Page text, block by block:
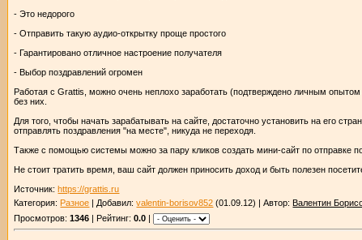
- Это недорого
- Отправить такую аудио-открытку проще простого
- Гарантировано отличное настроение получателя
- Выбор поздравлений огромен
Работая с Grattis, можно очень неплохо заработать (подтверждено личным
без них.
Для того, чтобы начать зарабатывать на сайте, достаточно установить на его
отправлять поздравления "на месте", никуда не переходя.
Также с помощью системы можно за пару кликов создать мини-сайт по отправке
Не стоит тратить время, ваш сайт должен приносить доход и быть полезен
Источник:https://grattis.ru
Категория: Разное | Добавил:valentin-borisov852 (01.09.12) | Автор:Валентин
Просмотров:1346 | Рейтинг:0.0 |